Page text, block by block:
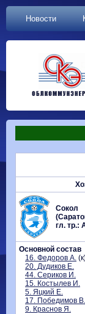
Новости
Сокол
гл. тр.:
Основной состав
16. Федоров А.
20. Дудиков Е.
44. Сериков И.
15. Костылев И.
5. Яцкий Е.
17. Победимов В.
9. Краснов Я.